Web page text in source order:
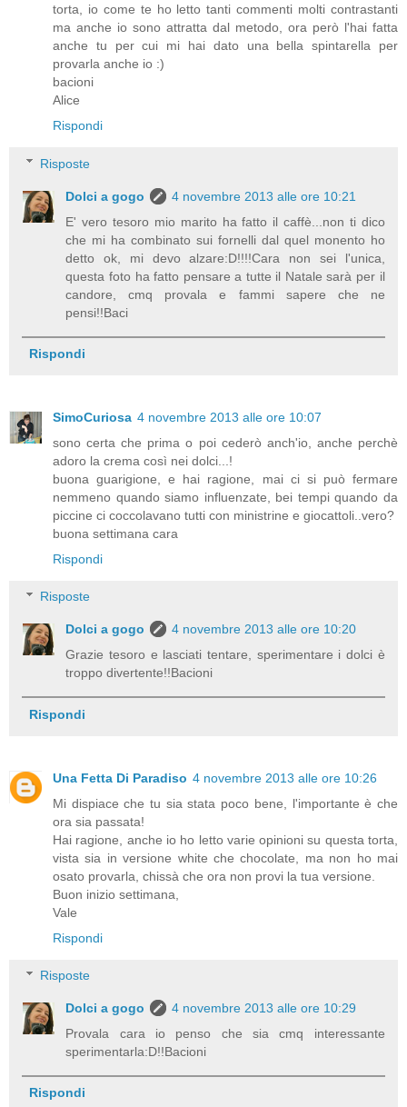
torta, io come te ho letto tanti commenti molti contrastanti
ma anche io sono attratta dal metodo, ora però l'hai fatta
anche tu per cui mi hai dato una bella spintarella per
provarla anche io :)
bacioni
Alice
Rispondi
Risposte
Dolci a gogo
4 novembre 2013 alle ore 10:21
E' vero tesoro mio marito ha fatto il caffè...non ti dico
che mi ha combinato sui fornelli dal quel monento ho
detto ok, mi devo alzare:D!!!!Cara non sei l'unica,
questa foto ha fatto pensare a tutte il Natale sarà per il
candore, cmq provala e fammi sapere che ne
pensi!!Baci
Rispondi
SimoCuriosa 4 novembre 2013 alle ore 10:07
sono certa che prima o poi cederò anch'io, anche perchè
adoro la crema così nei dolci...!
buona guarigione, e hai ragione, mai ci si può fermare
nemmeno quando siamo influenzate, bei tempi quando da
piccine ci coccolavano tutti con ministrine e giocattoli..vero?
buona settimana cara
Rispondi
Risposte
Dolci a gogo
4 novembre 2013 alle ore 10:20
Grazie tesoro e lasciati tentare, sperimentare i dolci è
troppo divertente!!Bacioni
Rispondi
Una Fetta Di Paradiso 4 novembre 2013 alle ore 10:26
Mi dispiace che tu sia stata poco bene, l'importante è che
ora sia passata!
Hai ragione, anche io ho letto varie opinioni su questa torta,
vista sia in versione white che chocolate, ma non ho mai
osato provarla, chissà che ora non provi la tua versione.
Buon inizio settimana,
Vale
Rispondi
Risposte
Dolci a gogo
4 novembre 2013 alle ore 10:29
Provala cara io penso che sia cmq interessante
sperimentarla:D!!Bacioni
Rispondi